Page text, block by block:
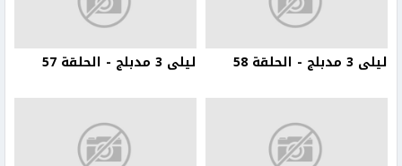
ليلى 3 مدبلج - الحلقة 58 ليلى 3 مدبلج - الحلقة 57